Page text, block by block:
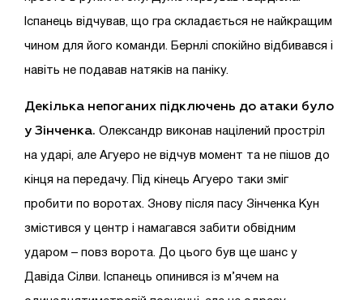
Іспанець відчував, що гра складається не найкращим
чином для його команди. Бернлі спокійно відбивався і
навіть не подавав натяків на паніку.
Декілька непоганих підключень до атаки було
у Зінченка. Олександр виконав націлений простріл
на ударі, але Агуеро не відчув момент та не пішов до
кінця на передачу. Під кінець Агуеро таки зміг
пробити по воротах. Знову після пасу Зінченка Кун
змістився у центр і намагався забити обвідним
ударом – повз ворота. До цього був ще шанс у
Давіда Сілви. Іспанець опинився із м’ячем на